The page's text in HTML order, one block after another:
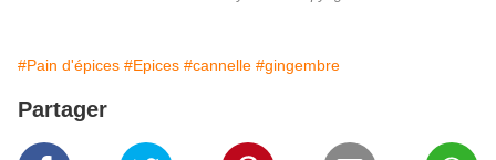
#Pain d'épices #Epices #cannelle #gingembre
Partager